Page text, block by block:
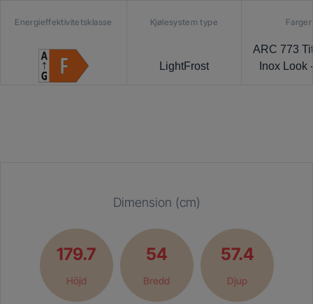
Energieffektivitetsklasse Kjølesystem type
LightFrost
Farger
ARC 773
Inox Look
Dimension (cm)
179.7
Höjd
54
Bredd
57.4
Djup